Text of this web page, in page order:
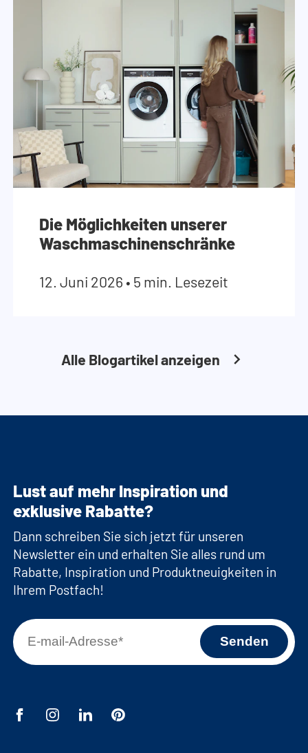
Die Möglichkeiten unserer
Waschmaschinenschränke
12. Juni 2026 • 5 min. Lesezeit
Alle Blogartikel anzeigen
Lust auf mehr Inspiration und
exklusive Rabatte?
Dann schreiben Sie sich jetzt für unseren
Newsletter ein und erhalten Sie alles rund um
Rabatte, Inspiration und Produktneuigkeiten in
Ihrem Postfach!